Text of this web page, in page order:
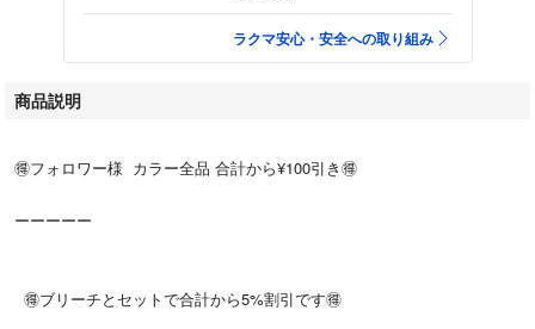
ラクマ安心・安全への取り組み
商品説明
🉐フォロワー様 カラー全品 合計から¥100引き🉐
ーーーーー
🉐ブリーチとセットで合計から5%割引です🉐